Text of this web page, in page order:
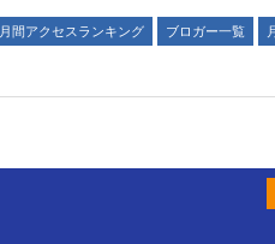
月間アクセスランキング ブロガー一覧